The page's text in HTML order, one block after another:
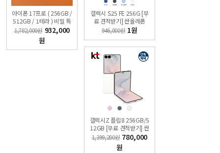
아이폰 17프로 ( 256GB /
512GB / 1테라 ) 비밀 특
가폰 KT직영점 싼올레폰
1,782,000원 932,000
원
갤럭시 S25 FE 256G [무
료 견적받기] 싼올레폰
946,000원 1원
갤럭시Z 플립8 256GB/5
12GB [무료 견적받기] 싼
올레폰
1,399,200원 780,000
원